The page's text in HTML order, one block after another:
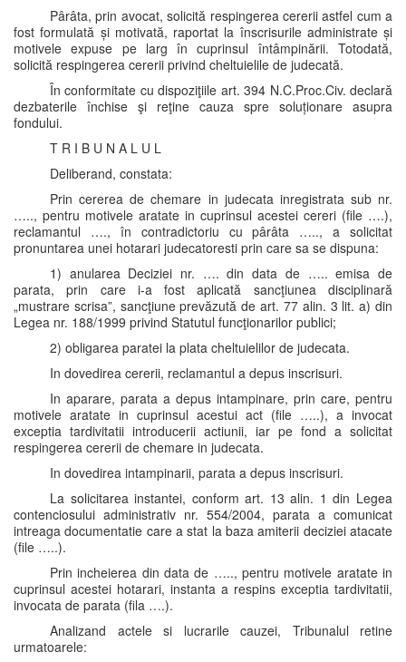
Pârâta, prin avocat, solicită respingerea cererii astfel cum a
fost formulată și motivată, raportat la înscrisurile administrate și
motivele expuse pe larg în cuprinsul întâmpinării. Totodată,
solicită respingerea cererii privind cheltuielile de judecată.
În conformitate cu dispoziţiile art. 394 N.C.Proc.Civ. declară
dezbaterile închise şi reţine cauza spre soluționare asupra
fondului.
T R I B U N A L U L
Deliberand, constata:
Prin cererea de chemare in judecata inregistrata sub nr.
….., pentru motivele aratate in cuprinsul acestei cereri (file ….),
reclamantul …., în contradictoriu cu pârâta ….., a solicitat
pronuntarea unei hotarari judecatoresti prin care sa se dispuna:
1) anularea Deciziei nr. …. din data de ….. emisa de
parata, prin care i-a fost aplicată sancţiunea disciplinară
„mustrare scrisa”, sancţiune prevăzută de art. 77 alin. 3 lit. a) din
Legea nr. 188/1999 privind Statutul funcţionarilor publici;
2) obligarea paratei la plata cheltuielilor de judecata.
In dovedirea cererii, reclamantul a depus inscrisuri.
In aparare, parata a depus intampinare, prin care, pentru
motivele aratate in cuprinsul acestui act (file …..), a invocat
exceptia tardivitatii introducerii actiunii, iar pe fond a solicitat
respingerea cererii de chemare in judecata.
In dovedirea intampinarii, parata a depus inscrisuri.
La solicitarea instantei, conform art. 13 alin. 1 din Legea
contenciosului administrativ nr. 554/2004, parata a comunicat
intreaga documentatie care a stat la baza amiterii deciziei atacate
(file …..).
Prin incheierea din data de ….., pentru motivele aratate in
cuprinsul acestei hotarari, instanta a respins exceptia tardivitatii,
invocata de parata (fila ….).
Analizand actele si lucrarile cauzei, Tribunalul retine
urmatoarele: